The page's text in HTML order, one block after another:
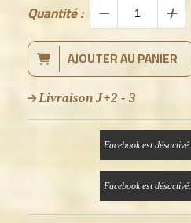
Quantité :
AJOUTER AU PANIER
Livraison J+2 - 3
Facebook est désactivé.
Facebook est désactivé.